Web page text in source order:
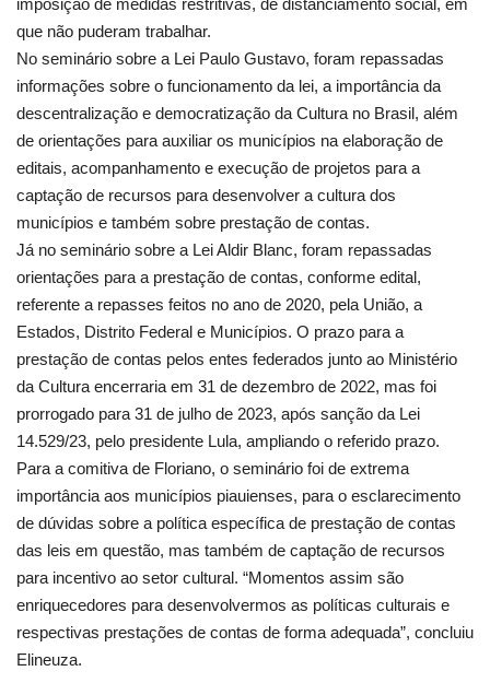
imposição de medidas restritivas, de distanciamento social, em
que não puderam trabalhar.
No seminário sobre a Lei Paulo Gustavo, foram repassadas
informações sobre o funcionamento da lei, a importância da
descentralização e democratização da Cultura no Brasil, além
de orientações para auxiliar os municípios na elaboração de
editais, acompanhamento e execução de projetos para a
captação de recursos para desenvolver a cultura dos
municípios e também sobre prestação de contas.
Já no seminário sobre a Lei Aldir Blanc, foram repassadas
orientações para a prestação de contas, conforme edital,
referente a repasses feitos no ano de 2020, pela União, a
Estados, Distrito Federal e Municípios. O prazo para a
prestação de contas pelos entes federados junto ao Ministério
da Cultura encerraria em 31 de dezembro de 2022, mas foi
prorrogado para 31 de julho de 2023, após sanção da Lei
14.529/23, pelo presidente Lula, ampliando o referido prazo.
Para a comitiva de Floriano, o seminário foi de extrema
importância aos municípios piauienses, para o esclarecimento
de dúvidas sobre a política específica de prestação de contas
das leis em questão, mas também de captação de recursos
para incentivo ao setor cultural. “Momentos assim são
enriquecedores para desenvolvermos as políticas culturais e
respectivas prestações de contas de forma adequada”, concluiu
Elineuza.